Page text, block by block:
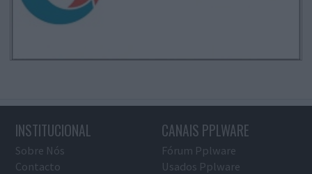
INSTITUCIONAL
Sobre Nós
Contacto
CANAIS PPLWARE
Fórum Pplware
Usados Pplware